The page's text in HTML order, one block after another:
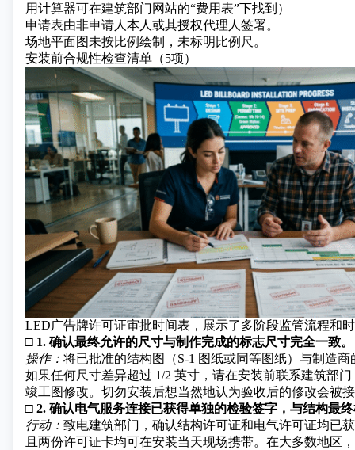
用计算器可在建筑部门网站的“费用表”下找到）
申请表由非申请人本人或其授权代理人签署。
场地平面图未按比例绘制，未标明比例尺。
安装前合规性检查清单（5项）
LED广告牌许可证审批时间表，展示了多阶段监管流程和
□ 1. 确认最终允许的尺寸与制作完成的标志尺寸完全一致。
操作： 将已批准的结构图（S-1 图纸或同等图纸）与制造
如果任何尺寸差异超过 1/2 英寸，请在安装前联系建筑部
竣工图修改。切勿安装后想当然地认为验收后的修改会被
□ 2. 确认电气服务连接已获得单独的检验签字，与结构最
行动： 致电建筑部门，确认结构许可证和电气许可证均已
且两份许可证卡均可在安装当天现场携带。在大多数地区